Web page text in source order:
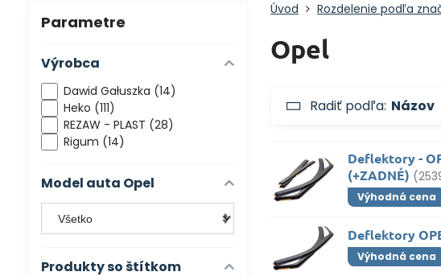
Úvod Rozdelenie podľa
Opel
Radiť podľa: Názov
Deflektory -
(+ZADNÉ)
Výhodná cena
Deflektory
Výhodná cena
Parametre
Výrobca
Dawid Gałuszka (14)
Heko (111)
REZAW - PLAST (28)
Rigum (14)
Model auta Opel
Produkty so štítkom